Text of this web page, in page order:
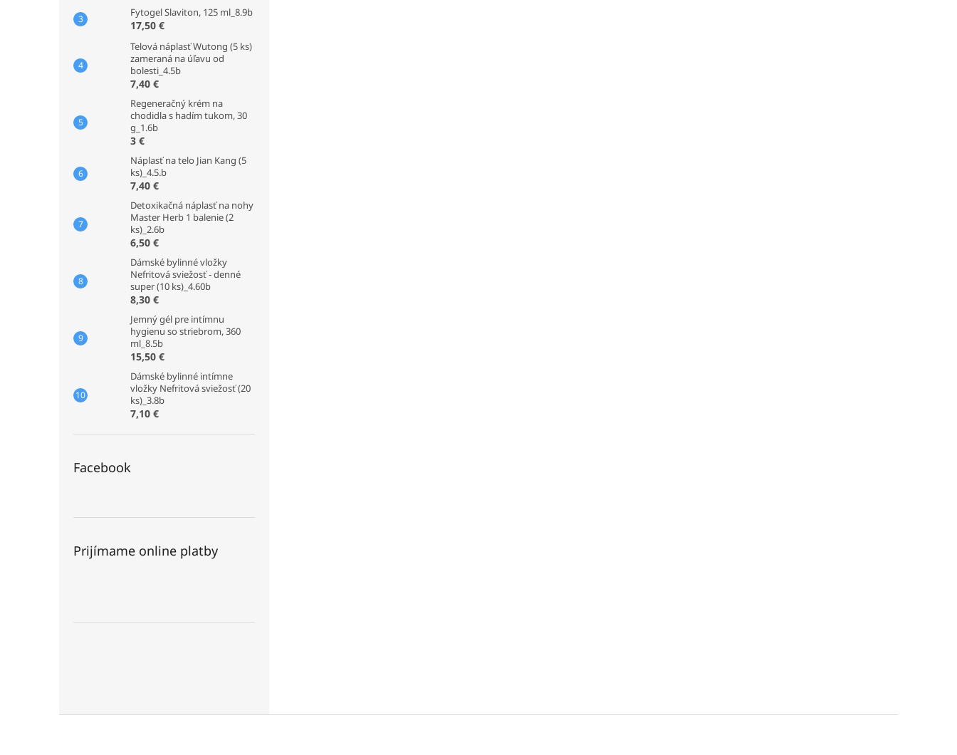
Fytogel Slaviton, 125 ml_8.9b
17,50 €
Telová náplasť Wutong (5 ks)
zameraná na úľavu od
bolesti_4.5b
7,40 €
Regeneračný krém na
chodidla s hadím tukom, 30
g_1.6b
3 €
Náplasť na telo Jian Kang (5
ks)_4.5.b
7,40 €
Detoxikačná náplasť na nohy
Master Herb 1 balenie (2
ks)_2.6b
6,50 €
Dámské bylinné vložky
Nefritová sviežosť - denné
super (10 ks)_4.60b
8,30 €
Jemný gél pre intímnu
hygienu so striebrom, 360
ml_8.5b
15,50 €
Dámské bylinné intímne
vložky Nefritová sviežosť (20
ks)_3.8b
7,10 €
Facebook
Prijímame online platby